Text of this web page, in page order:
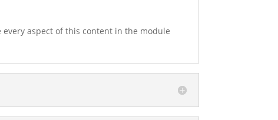
aspect of this content in the module